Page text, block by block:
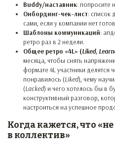
Buddy/наставник: попросите
Онбординг-чек-лист: список
сами, если у компании нет
Шаблоны коммуникаций:
ретро раз в 2 недели.
Общее ретро «4L» (Liked,
месяца, чтобы снять
формате 4L участники делятся
понравилось (Liked), чему
(Lacked) и чего хотелось бы в
конструктивный разговор,
настроиться на успешное
Когда кажется, что
в коллектив»